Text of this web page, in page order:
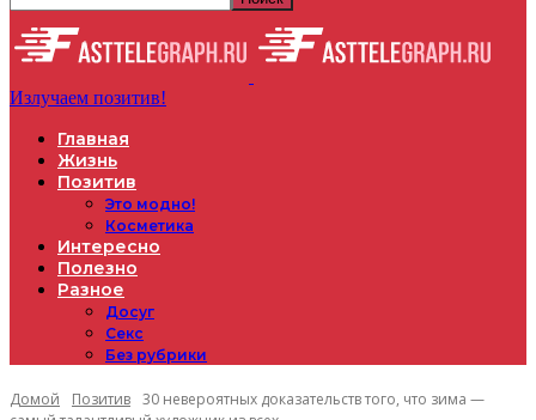
Излучаем позитив!
Главная
Жизнь
Позитив
Это модно!
Косметика
Интересно
Полезно
Разное
Досуг
Секс
Без рубрики
Домой Позитив 30 невероятных доказательств того, что зима —